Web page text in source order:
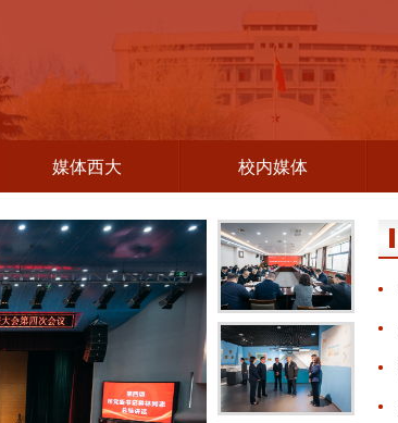
媒体西大 校内媒体